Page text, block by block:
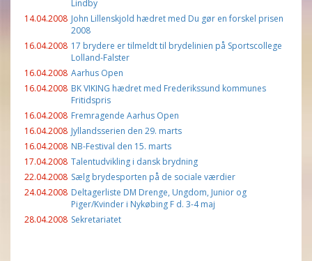
Lindby
14.04.2008 John Lillenskjold hædret med Du gør en forskel prisen
2008
16.04.2008 17 brydere er tilmeldt til brydelinien på Sportscollege
Lolland-Falster
16.04.2008 Aarhus Open
16.04.2008 BK VIKING hædret med Frederikssund kommunes
Fritidspris
16.04.2008 Fremragende Aarhus Open
16.04.2008 Jyllandsserien den 29. marts
16.04.2008 NB-Festival den 15. marts
17.04.2008 Talentudvikling i dansk brydning
22.04.2008 Sælg brydesporten på de sociale værdier
24.04.2008 Deltagerliste DM Drenge, Ungdom, Junior og
Piger/Kvinder i Nykøbing F d. 3-4 maj
28.04.2008 Sekretariatet